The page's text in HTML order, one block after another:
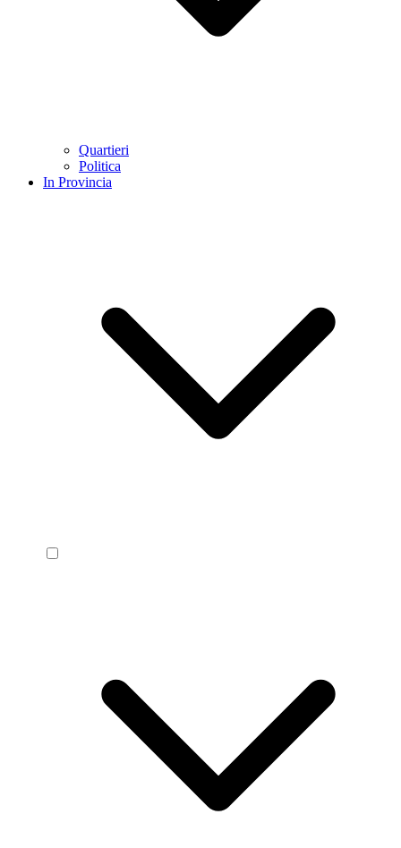
Quartieri
Politica
In Provincia